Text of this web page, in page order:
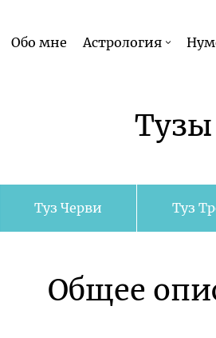
Обо мне Астрология
Тузы
Туз Черви Туз
Общее